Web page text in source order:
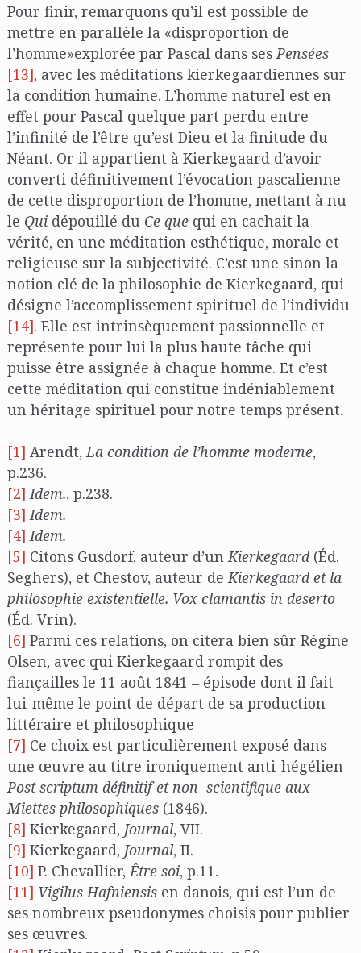
Pour finir, remarquons qu’il est possible de
mettre en parallèle la «disproportion de
l’homme»explorée par Pascal dans sesPensées
[13], avec les méditations kierkegaardiennes sur
la condition humaine. L’homme naturel est en
effet pour Pascal quelque part perdu entre
l’infinité de l’être qu’est Dieu et la finitude du
Néant. Or il appartient à Kierkegaard d’avoir
converti définitivement l’évocation pascalienne
de cette disproportion de l’homme, mettant à nu
le Quidépouillé du Ce quequi en cachait la
vérité, en une méditation esthétique, morale et
religieuse sur la subjectivité. C’est une sinon la
notion clé de la philosophie de Kierkegaard, qui
désigne l’accomplissement spirituel de l’individu
[14]. Elle est intrinsèquement passionnelle et
représente pour lui la plus haute tâche qui
puisse être assignée à chaque homme. Et c’est
cette méditation qui constitue indéniablement
un héritage spirituel pour notre temps présent.
[1] Arendt,La condition de l’homme moderne,
p.236.
[2] Idem., p.238.
[3] Idem.
[4] Idem.
[5] Citons Gusdorf, auteur d’unKierkegaard(Éd.
Seghers), et Chestov, auteur deKierkegaard et la
philosophie existentielle. Vox clamantis in deserto
(Éd. Vrin).
[6] Parmi ces relations, on citera bien sûr Régine
Olsen, avec qui Kierkegaard rompit des
fiançailles le 11 août 1841 – épisode dont il fait
lui-même le point de départ de sa production
littéraire et philosophique
[7] Ce choix est particulièrement exposé dans
une œuvre au titre ironiquement anti-hégélien
Post-scriptum définitif et non -scientifique aux
Miettes philosophiques(1846).
[8] Kierkegaard, Journal, VII.
[9] Kierkegaard, Journal, II.
[10] P. Chevallier,Être soi, p.11.
[11] Vigilus Hafniensisen danois, qui est l’un de
ses nombreux pseudonymes choisis pour publier
ses œuvres.